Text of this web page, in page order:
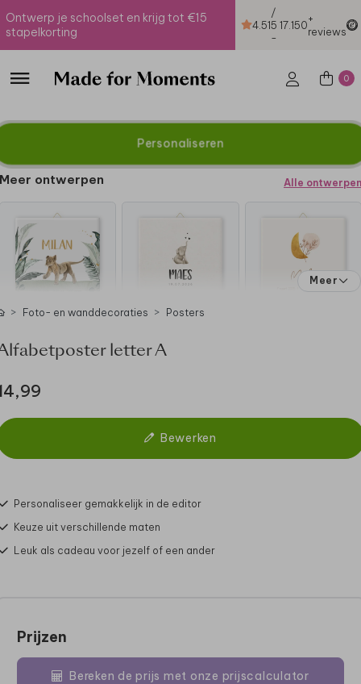
Ontwerp je schoolset en krijg tot €15
stapelkorting
4.51
/
5
-
17.150+
reviews
0
Personaliseren
Meer ontwerpen Alle ontwerpen
Meer
Foto- en wanddecoraties Posters
letter A
Bewerken
Personaliseer gemakkelijk in de editor
Keuze uit verschillende maten
Leuk als cadeau voor jezelf of een ander
Prijzen
Bereken de prijs met onze prijscalculator